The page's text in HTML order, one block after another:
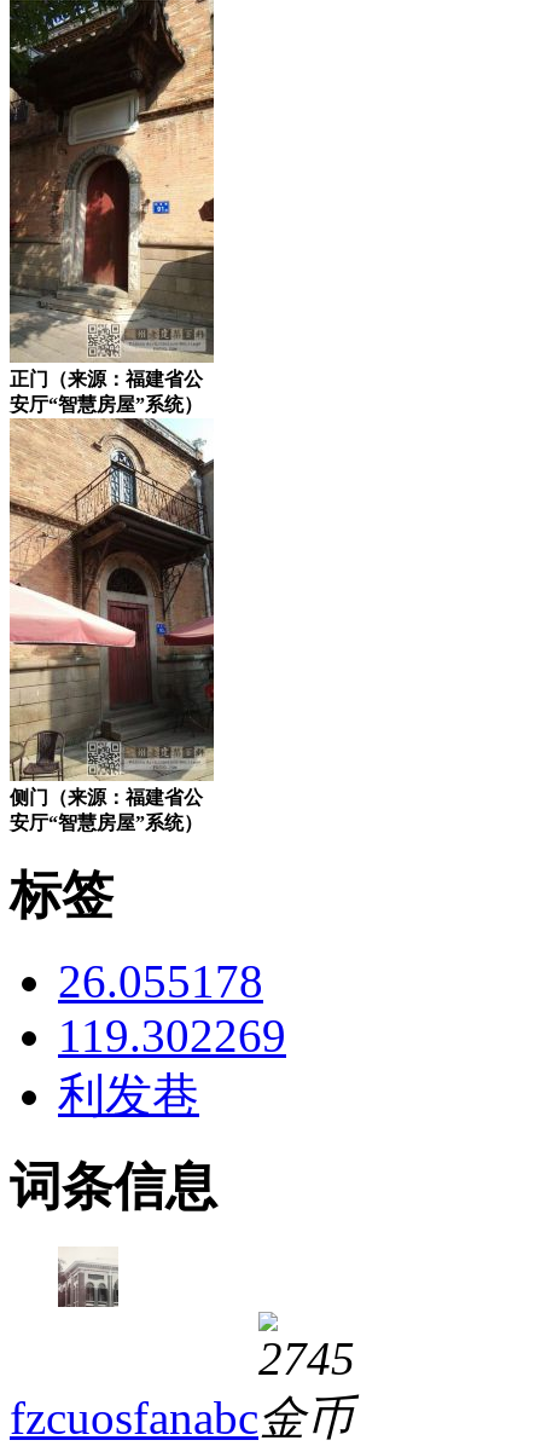
正门（来源：福建省公
安厅“智慧房屋”系统）
侧门（来源：福建省公
安厅“智慧房屋”系统）
标签
26.055178
119.302269
利发巷
词条信息
fzcuosfanabc